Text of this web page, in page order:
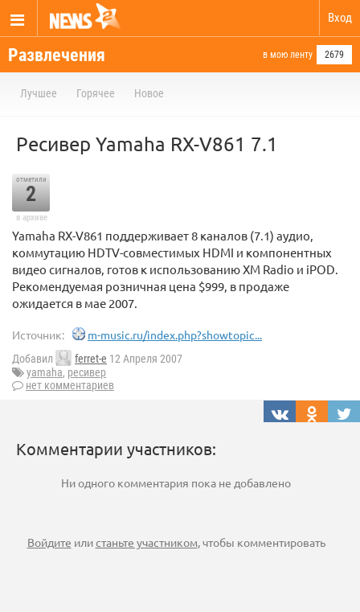
Вход
Развлечения в мою ленту 2679
Лучшее Горячее Новое
Ресивер Yamaha RX-V861 7.1
отметили
2
в архиве
Yamaha RX-V861 поддерживает 8 каналов (7.1) аудио,
коммутацию HDTV-совместимых HDMI и компонентных
видео сигналов, готов к использованию XM Radio и iPOD.
Рекомендуемая розничная цена $999, в продаже
ожидается в мае 2007.
Источник: m-music.ru/index.php?showtopic...
Добавил ferret-e 12 Апреля 2007
yamaha, ресивер
нет комментариев
Комментарии участников:
Ни одного комментария пока не добавлено
Войдите илистаньте участником, чтобы комментировать